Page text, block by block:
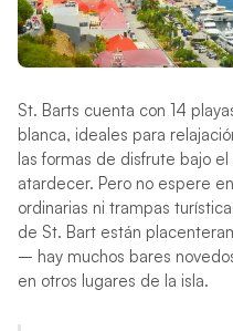
St. Barts cuenta con 14
blanca, ideales para
las formas de disfrute bajo
atardecer. Pero no espere
ordinarias ni trampas
de St. Bart están
– hay muchos bares
en otros lugares de la isla.